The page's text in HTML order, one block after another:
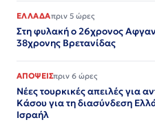
ΕΛΛΑΔΑπριν 5 ώρες
Στη φυλακή ο 26χρονος
38χρονης Βρετανίδας
ΑΠΟΨΕΙΣπριν 6 ώρες
Νέες τουρκικές απειλές για
Κάσου για τη διασύνδεση
Ισραήλ